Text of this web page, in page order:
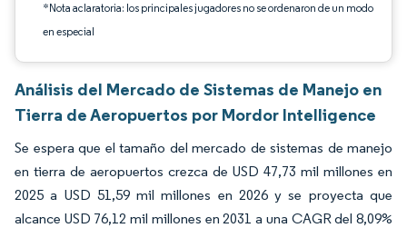
*Nota aclaratoria: los principales jugadores no se ordenaron de un modo
en especial
Análisis del Mercado de Sistemas de Manejo en
Tierra de Aeropuertos por Mordor Intelligence
Se espera que el tamaño del mercado de sistemas de manejo
en tierra de aeropuertos crezca de USD 47,73 mil millones en
2025 a USD 51,59 mil millones en 2026 y se proyecta que
alcance USD 76,12 mil millones en 2031 a una CAGR del 8,09%